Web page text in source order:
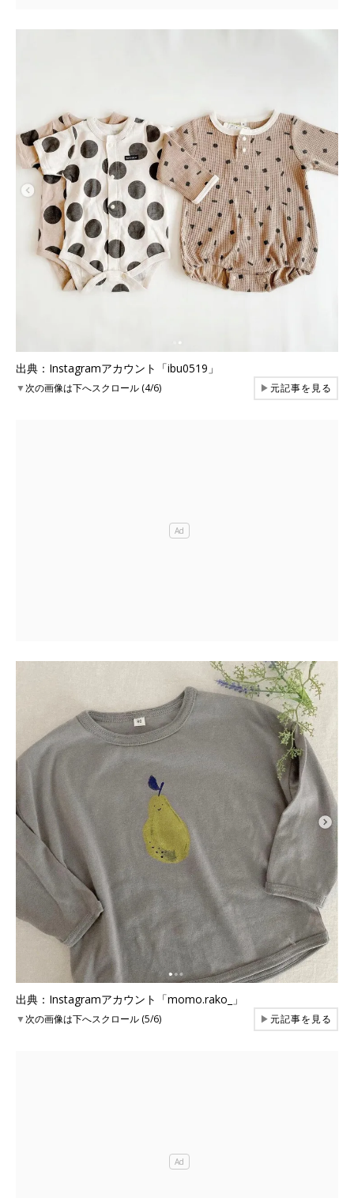
出典：Instagramアカウント「ibu0519」
▼次の画像は下へスクロール (4/6) ▶元記事を見る
出典：Instagramアカウント「momo.rako_」
▼次の画像は下へスクロール (5/6) ▶元記事を見る